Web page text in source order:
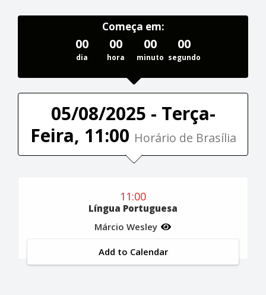
Começa em:
00
dia
00
hora
00
minuto
00
segundo
05/08/2025 - Terça-
Feira, 11:00 Horário de Brasília
11:00
Língua Portuguesa
Márcio Wesley
Add to Calendar